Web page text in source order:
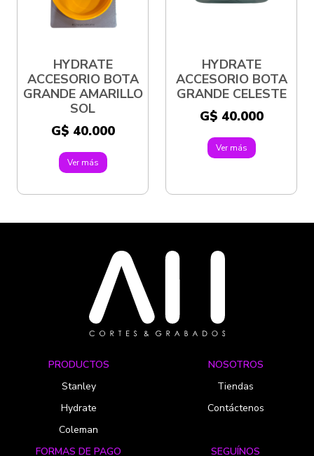
HYDRATE
ACCESORIO BOTA
GRANDE AMARILLO
SOL
G$ 40.000
Ver más
HYDRATE
ACCESORIO BOTA
GRANDE CELESTE
G$ 40.000
Ver más
PRODUCTOS
Stanley
Hydrate
Coleman
NOSOTROS
Tiendas
Contáctenos
FORMAS DE PAGO SEGUÍNOS